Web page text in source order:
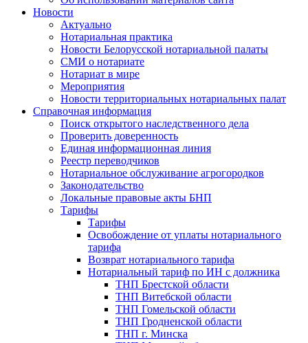
Новости
Актуально
Нотариальная практика
Новости Белорусской нотариальной палаты
СМИ о нотариате
Нотариат в мире
Мероприятия
Новости территориальных нотариальных палат
Справочная информация
Поиск открытого наследственного дела
Проверить доверенность
Единая информационная линия
Реестр переводчиков
Нотариальное обслуживание агрогородков
Законодательство
Локальные правовые акты БНП
Тарифы
Тарифы
Освобождение от уплаты нотариального
тарифа
Возврат нотариального тарифа
Нотариальный тариф по ИН с должника
ТНП Брестской области
ТНП Витебской области
ТНП Гомельской области
ТНП Гродненской области
ТНП г. Минска